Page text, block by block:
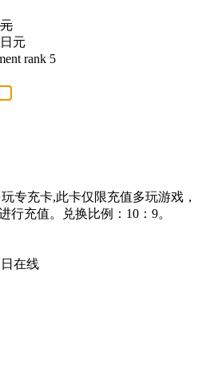
元
行充值。兑换比例：10：9。
在线